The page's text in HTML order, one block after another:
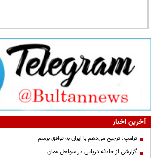
آخرین اخبار
ترامپ: ترجیح می‌دهم با ایران به توافق برسم
گزارشی از حادثه دریایی در سواحل عمان